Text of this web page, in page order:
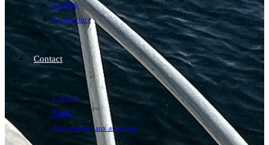
Le Club
La structure
Contact
Contact
Tarifs
Abonnement aux actualités